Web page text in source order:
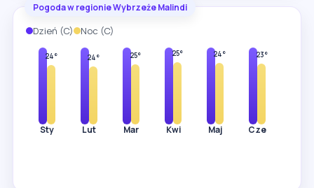
Pogoda w regionie Wybrzeże Malindi
Dzień (C) Noc (C)
24°
Sty
24°
Lut
25°
Mar
25°
Kwi
24°
Maj
23°
Cze